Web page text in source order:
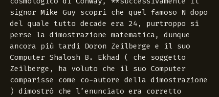
signor Mike Guy scopri che quel famoso N dopo
del quale tutto decade era 24, purtroppo si
perse la dimostrazione matematica, dunque
ancora più tardi Doron Zeilberge e il suo
Computer Shalosh B. Ekhad ( che soggetto
Zeilberge , ha voluto che il suo Computer
comparisse come co-autore della dimostrazione
) dimostrò che l’enunciato era corretto